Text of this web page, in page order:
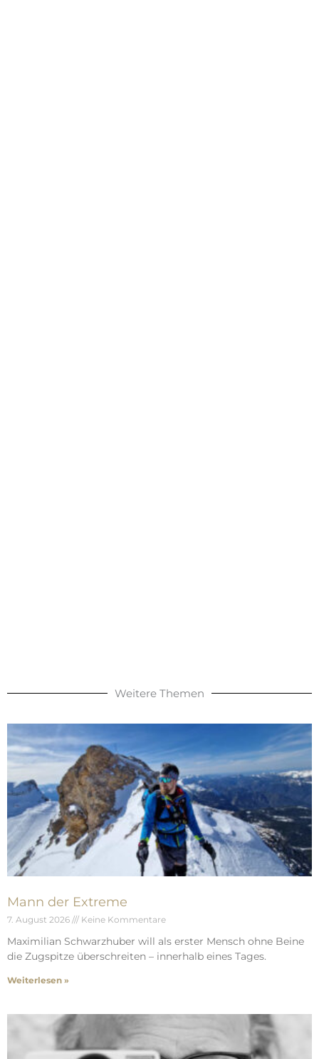
Weitere Themen
Mann der Extreme
7. August 2026 Keine Kommentare
Maximilian Schwarzhuber will als erster Mensch ohne Beine
die Zugspitze überschreiten – innerhalb eines Tages.
Weiterlesen »